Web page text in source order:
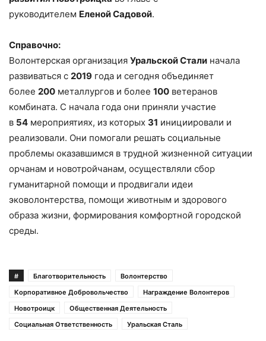
руководителем Еленой Садовой.
Справочно:
Волонтерская организация Уральской Стали начала
развиваться с 2019 года и сегодня объединяет
более 200 металлургов и более 100 ветеранов
комбината. С начала года они приняли участие
в 54 мероприятиях, из которых 31 инициировали и
реализовали. Они помогали решать социальные
проблемы оказавшимся в трудной жизненной ситуации
орчанам и новотройчанам, осуществляли сбор
гуманитарной помощи и продвигали идеи
эковолонтерства, помощи животным и здорового
образа жизни, формирования комфортной городской
среды.
# Благотворительность
Волонтерство
Корпоративное Добровольчество
Награждение Волонтеров
Новотроицк
Общественная Деятельность
Социальная Ответственность
Уральская Сталь